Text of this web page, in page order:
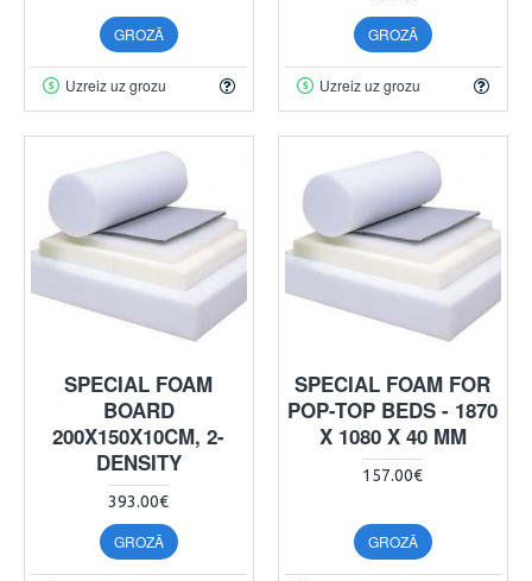
GROZĀ
Uzreiz uz grozu
GROZĀ
Uzreiz uz grozu
SPECIAL FOAM
BOARD
200X150X10CM, 2-
DENSITY
393.00€
GROZĀ
SPECIAL FOAM FOR
POP-TOP BEDS - 1870
X 1080 X 40 MM
157.00€
GROZĀ